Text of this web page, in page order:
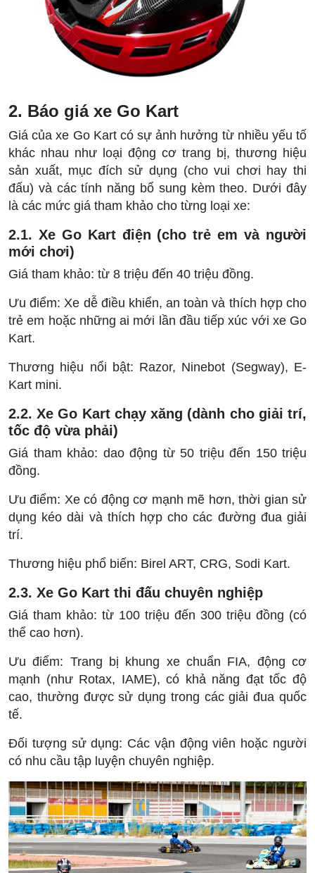
2. Báo giá xe Go Kart
Giá của xe Go Kart có sự ảnh hưởng từ nhiều yếu tố
khác nhau như loại động cơ trang bị, thương hiệu
sản xuất, mục đích sử dụng (cho vui chơi hay thi
đấu) và các tính năng bổ sung kèm theo. Dưới đây
là các mức giá tham khảo cho từng loại xe:
2.1. Xe Go Kart điện (cho trẻ em và người
mới chơi)
Giá tham khảo: từ 8 triệu đến 40 triệu đồng.
Ưu điểm: Xe dễ điều khiển, an toàn và thích hợp cho
trẻ em hoặc những ai mới lần đầu tiếp xúc với xe Go
Kart.
Thương hiệu nổi bật: Razor, Ninebot (Segway), E-
Kart mini.
2.2.Xe Go Kart chạy xăng (dành cho giải trí,
tốc độ vừa phải)
Giá tham khảo: dao động từ 50 triệu đến 150 triệu
đồng.
Ưu điểm: Xe có động cơ mạnh mẽ hơn, thời gian sử
dụng kéo dài và thích hợp cho các đường đua giải
trí.
Thương hiệu phổ biến: Birel ART, CRG, Sodi Kart.
2.3. Xe Go Kart thi đấu chuyên nghiệp
Giá tham khảo: từ 100 triệu đến 300 triệu đồng (có
thể cao hơn).
Ưu điểm: Trang bị khung xe chuẩn FIA, động cơ
mạnh (như Rotax, IAME), có khả năng đạt tốc độ
cao, thường được sử dụng trong các giải đua quốc
tế.
Đối tượng sử dụng: Các vận động viên hoặc người
có nhu cầu tập luyện chuyên nghiệp.